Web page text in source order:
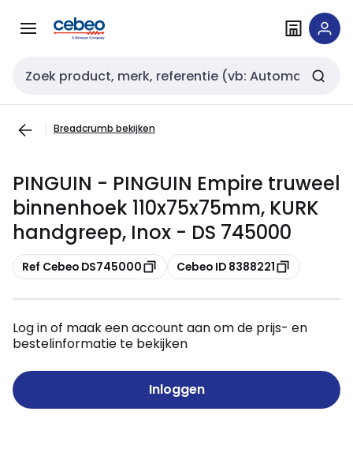
naar
naar
Zoekveld invoer
Breadcrumb bekijken
PINGUIN - PINGUIN Empire truweel
binnenhoek 110x75x75mm, KURK
handgreep, Inox - DS 745000
Kopiëren
Ref Cebeo DS745000 Kopiëren
Cebeo ID 8388221
Log in of maak een account aan om de prijs- en
bestelinformatie te bekijken
Inloggen